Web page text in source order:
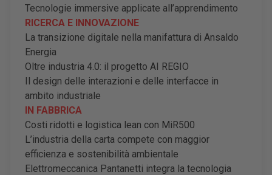
Tecnologie immersive applicate all’apprendimento
RICERCA E INNOVAZIONE
La transizione digitale nella manifattura di Ansaldo
Energia
Oltre industria 4.0: il progetto AI REGIO
Il design delle interazioni e delle interfacce in
ambito industriale
IN FABBRICA
Costi ridotti e logistica lean con MiR500
L’industria della carta compete con maggior
efficienza e sostenibilità ambientale
Elettromeccanica Pantanetti integra la tecnologia